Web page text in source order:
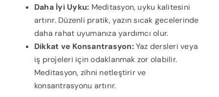
Daha İyi Uyku: Meditasyon, uyku kalitesini
artırır. Düzenli pratik, yazın sıcak gecelerinde
daha rahat uyumanıza yardımcı olur.
Dikkat ve Konsantrasyon:Yaz dersleri veya
iş projeleri için odaklanmak zor olabilir.
Meditasyon, zihni netleştirir ve
konsantrasyonu artırır.